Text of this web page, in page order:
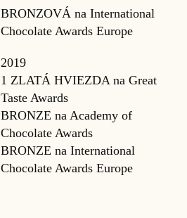
BRONZOVÁ na International
Chocolate Awards Europe
2019
1 ZLATÁ HVIEZDA na Great
Taste Awards
BRONZE na Academy of
Chocolate Awards
BRONZE na International
Chocolate Awards Europe